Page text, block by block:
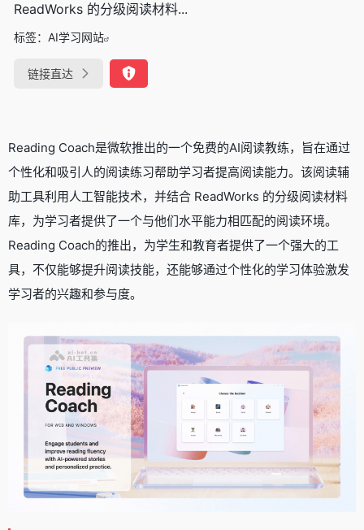
ReadWorks 的分级阅读材料...
标签： AI学习网站
链接直达
Reading Coach是微软推出的一个免费的AI阅读教练，旨在通过
个性化和吸引人的阅读练习帮助学习者提高阅读能力。该阅读辅
助工具利用人工智能技术，并结合 ReadWorks 的分级阅读材料
库，为学习者提供了一个与他们水平能力相匹配的阅读环境。
Reading Coach的推出，为学生和教育者提供了一个强大的工
具，不仅能够提升阅读技能，还能够通过个性化的学习体验激发
学习者的兴趣和参与度。